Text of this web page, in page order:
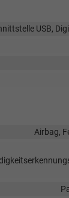
USB,
Airbag,